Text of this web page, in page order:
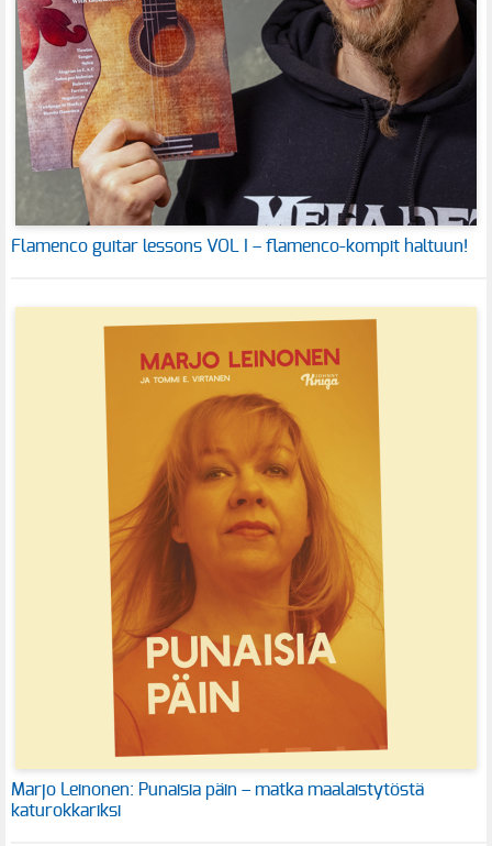
Flamenco guitar lessons VOL I – flamenco-kompit haltuun!
Marjo Leinonen: Punaisia päin – matka maalaistytöstä
katurokkariksi